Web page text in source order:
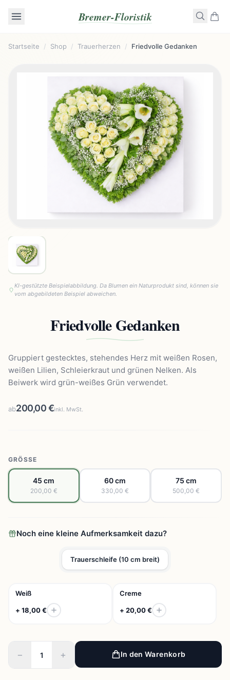
Bremer-Floristik
Startseite / Shop / Trauerherzen / Friedvolle Gedanken
KI-gestützte Beispielabbildung. Da Blumen ein Naturprodukt sind, können sie
vom abgebildeten Beispiel abweichen.
Friedvolle Gedanken
Gruppiert gestecktes, stehendes Herz mit weißen Rosen,
weißen Lilien, Schleierkraut und grünen Nelken. Als
Beiwerk wird grün-weißes Grün verwendet.
ab200,00 €inkl. MwSt.
GRÖSSE
45 cm
200,00 €
60 cm
330,00 €
75 cm
500,00 €
Noch eine kleine Aufmerksamkeit dazu?
Trauerschleife (10 cm breit)
Weiß
+ 18,00 €
Creme
+ 20,00 €
− + In den Warenkorb